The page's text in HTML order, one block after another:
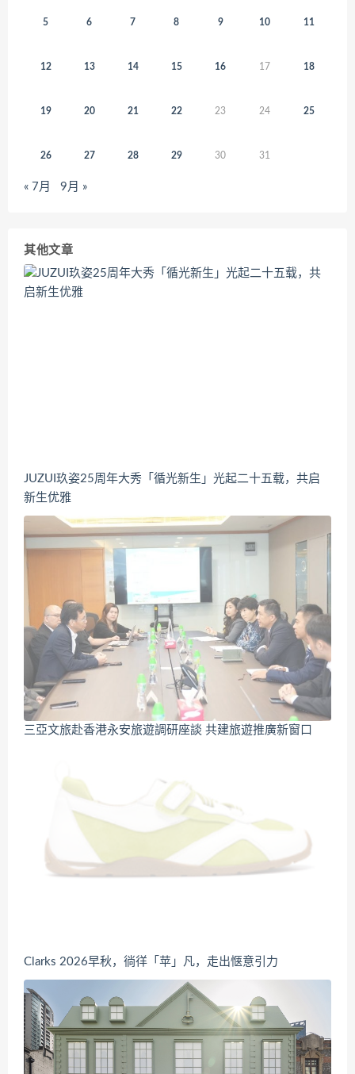
5 6 7 8 9 10 11
12 13 14 15 16 17 18
19 20 21 22 23 24 25
26 27 28 29 30 31
« 7月 9月 »
其他文章
JUZUI玖姿25周年大秀「循光新生」光起二十五载，共启
新生优雅
三亞文旅赴香港永安旅遊調研座談 共建旅遊推廣新窗口
Clarks 2026早秋，徜徉「苹」凡，走出惬意引力